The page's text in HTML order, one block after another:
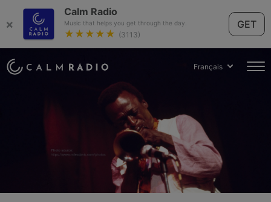
×
Calm Radio
Music that helps you get through the day.
★★★★★ (3113)
GET
Français